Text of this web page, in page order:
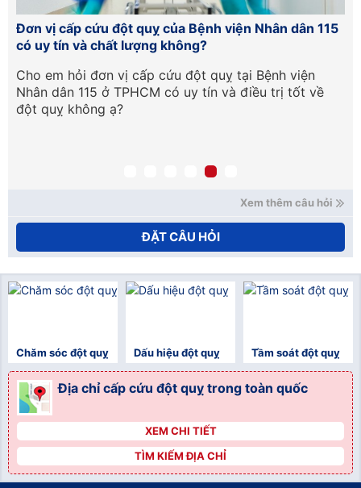
Đơn vị cấp cứu đột quỵ của Bệnh viện Nhân dân 115
có uy tín và chất lượng không?
Cho em hỏi đơn vị cấp cứu đột quỵ tại Bệnh viện
Nhân dân 115 ở TPHCM có uy tín và điều trị tốt về
đột quỵ không ạ?
Xem thêm câu hỏi
ĐẶT CÂU HỎI
">
Chăm sóc đột quỵ
">
Dấu hiệu đột quỵ
">
Tầm soát đột quỵ
Địa chỉ cấp cứu đột quỵ trong toàn quốc
XEM CHI TIẾT
TÌM KIẾM ĐỊA CHỈ